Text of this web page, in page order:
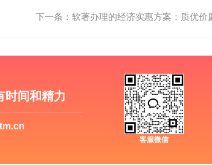
下一条：软著办理的经济实惠方案：质优价
时间和精力
客服微信